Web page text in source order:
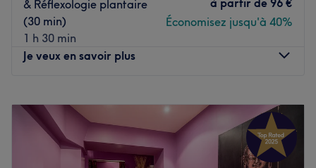
& Réflexologie plantaire
(30 min)
1 h 30 min
à partir de 96 €
Économisez jusqu'à 40%
Je veux en savoir plus
Mardi
11:00
20:00
Mercredi
11:00–20:00
Jeudi
–20:00
–20:00